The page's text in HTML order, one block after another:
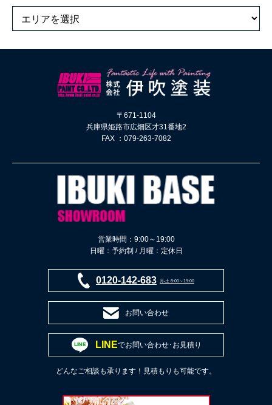
〒671-1104
兵庫県姫路市広畑区才31番地2
FAX ：079-263-7082
営業時間：9:00～19:00
日曜：予約制 / 月曜：定休日
0120-142-683 月-土 8:00～19:00
お問い合わせ
LINEでお問い合わせ･お見積り
どんなご相談も承ります！見積もりも可能です。